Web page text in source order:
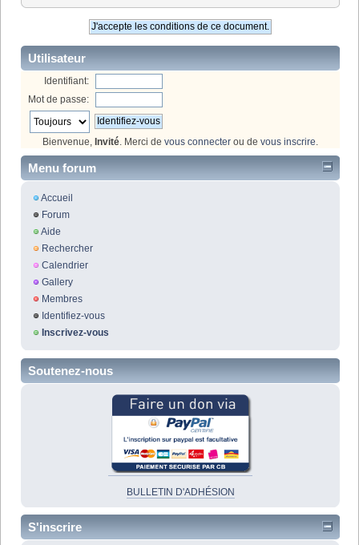
Utilisateur
Identifiant:
Mot de passe:
Bienvenue, Invité. Merci de vous connecter ou de vous inscrire.
Menu forum
Accueil
Forum
Aide
Rechercher
Calendrier
Gallery
Membres
Identifiez-vous
Inscrivez-vous
Soutenez-nous
BULLETIN D'ADHÉSION
S'inscrire